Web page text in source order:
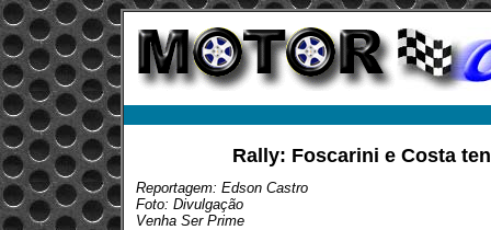
Rally: Foscarini e Costa
Reportagem: Edson Castro
Foto: Divulgação
Venha Ser Prime